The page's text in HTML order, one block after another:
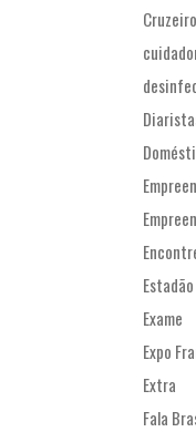
Estadão
Exame
Expo
Extra
Fala